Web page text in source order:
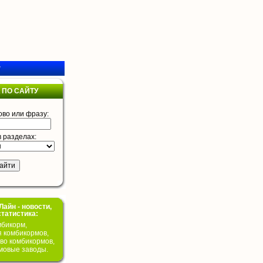
САЙТУ
или фразу:
разделах:
- новости,
комбикормов,
комбикормов,
заводы.